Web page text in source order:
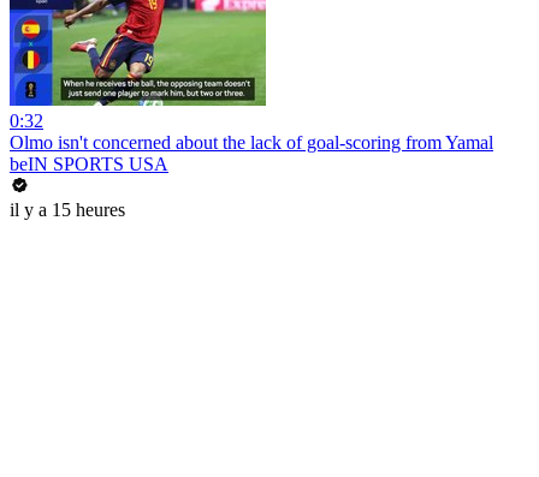
0:32
Olmo isn't concerned about the lack of goal-scoring from Yamal
beIN SPORTS USA
il y a 15 heures